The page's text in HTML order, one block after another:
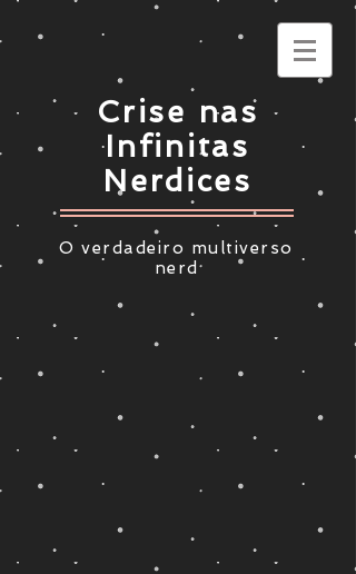
Crise nas
Infinitas
Nerdices
O verdadeiro multiverso
nerd